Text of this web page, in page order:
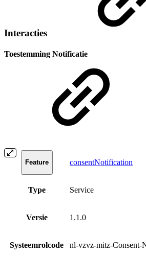
Interacties
Toestemming Notificatie
Feature consentNotification
Type Service
Versie 1.1.0
Systeemrolcode nl-vzvz-mitz-Consent-